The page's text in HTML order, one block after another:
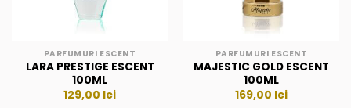
PARFUMURI ESCENT
LARA PRESTIGE ESCENT
100ML
129,00 lei
PARFUMURI ESCENT
MAJESTIC GOLD ESCENT
100ML
169,00 lei